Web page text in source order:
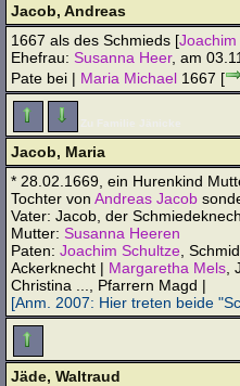
Jacob, Andreas
1667 als des Schmieds [
Ehefrau: Susanna Heer, am
Pate bei | Maria Michael 1667 [
Jacob, Maria
* 28.02.1669, ein Hurenkind
Tochter von Andreas Jacob
Vater: Jacob, der
Mutter: Susanna Heeren
Paten: Joachim Schultze ,
Ackerknecht | Margaretha Mels
Christina ..., Pfarrern Magd |
[Anm. 2007: Hier treten beide
Jäde, Waltraud